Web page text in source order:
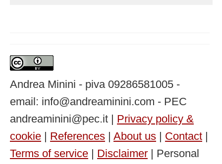
Andrea Minini - piva 09286581005 -
email: info@andreaminini.com - PEC
andreaminini@pec.it | Privacy policy &
cookie | References | About us | Contact |
Terms of service | Disclaimer | Personal